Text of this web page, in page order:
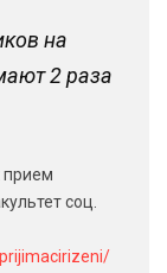
на
2 раза
прием
соц.